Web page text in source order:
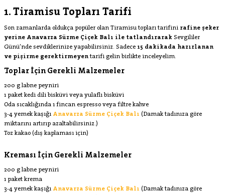
1. Tiramisu Topları Tarifi
Son zamanlarda oldukça popüler olan Tiramisu topları tarifini rafine şeker
yerine Anavarza Süzme Çiçek Balı ile tatlandırarak Sevgililer
Günü’nde sevdiklerinize yapabilirsiniz. Sadece 15 dakikada hazırlanan
ve pişirme gerektirmeyentarifi gelin birlikte inceleyelim.
Toplar İçin Gerekli Malzemeler
200 g labne peyniri
1 paket kedi dili bisküvi veya yulaflı bisküvi
Oda sıcaklığında 1 fincan espresso veya filtre kahve
3-4 yemek kaşığı Anavarza Süzme Çiçek Balı (Damak tadınıza göre
miktarını artırıp azaltabilirsiniz.)
Toz kakao (dış kaplaması için)
Kreması İçin Gerekli Malzemeler
200 g labne peyniri
1 paket krema
3-4 yemek kaşığı Anavarza Süzme Çiçek Balı (Damak tadınıza göre